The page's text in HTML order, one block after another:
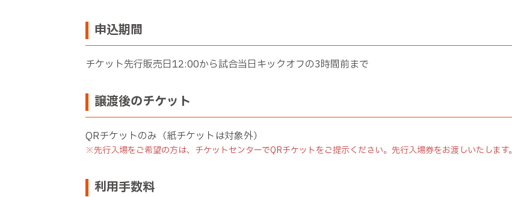
申込期間
チケット先行販売日12:00から試合当日キックオフの3時間前まで
譲渡後のチケット
QRチケットのみ（紙チケットは対象外）
※先行入場をご希望の方は、チケットセンターでQRチケットをご提示ください。先行入場券をお渡しいたします。
利用手数料